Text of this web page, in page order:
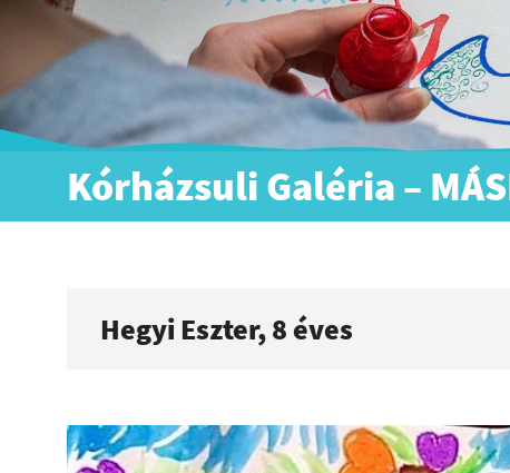
Kórházsuli Galéria –
Hegyi Eszter, 8 éves